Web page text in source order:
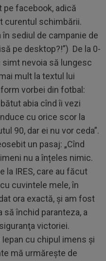
pe facebook, adică
curentul schimbării.
în sediul de campanie de
pe desktop?!”) De la 0-
simt nevoia să lungesc
mult la textul lui
vorbei din fotbal:
abia cînd îi vezi
cu orice scor la
90, dar ei nu vor ceda”.
un pasaj: „Cînd
nu a înțeles nimic.
la IRES, care au făcut
cuvintele mele, în
ora exactă, şi am fost
să închid paranteza, a
victoriei.
cu chipul imens şi
mă urmăreşte de